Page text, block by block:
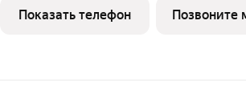
кухню-гостиную и гостевой санузел. В
финишная отделка с
Показать телефон Позвоните